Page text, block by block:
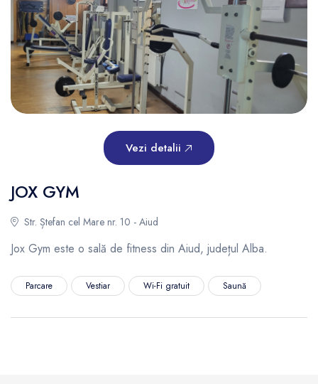
Vezi detalii
JOX GYM
Str. Ștefan cel Mare nr. 10 - Aiud
Jox Gym este o sală de fitness din Aiud, județul Alba.
Parcare Vestiar Wi-Fi gratuit Saună